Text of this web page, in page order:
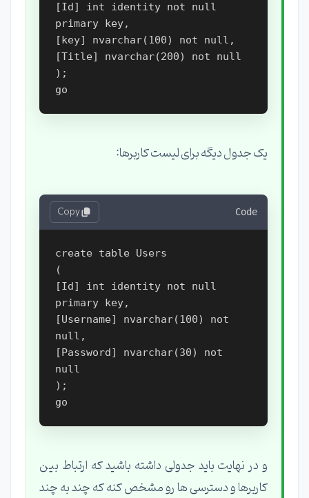
[Id] int identity not null
primary key,
[key] nvarchar(100) not null,
[Title] nvarchar(200) not null
);
یک جدول دیگه برای لیست کاربرها:
Code
Copy
create table Users
(
[Id] int identity not null
primary key,
[Username] nvarchar(100) not
null,
[Password] nvarchar(30) not
null
);
و در نهایت باید جدولی داشته باشید که ارتباط بین
کاربرها و دسترسی ها رو مشخص کنه که چند به چند